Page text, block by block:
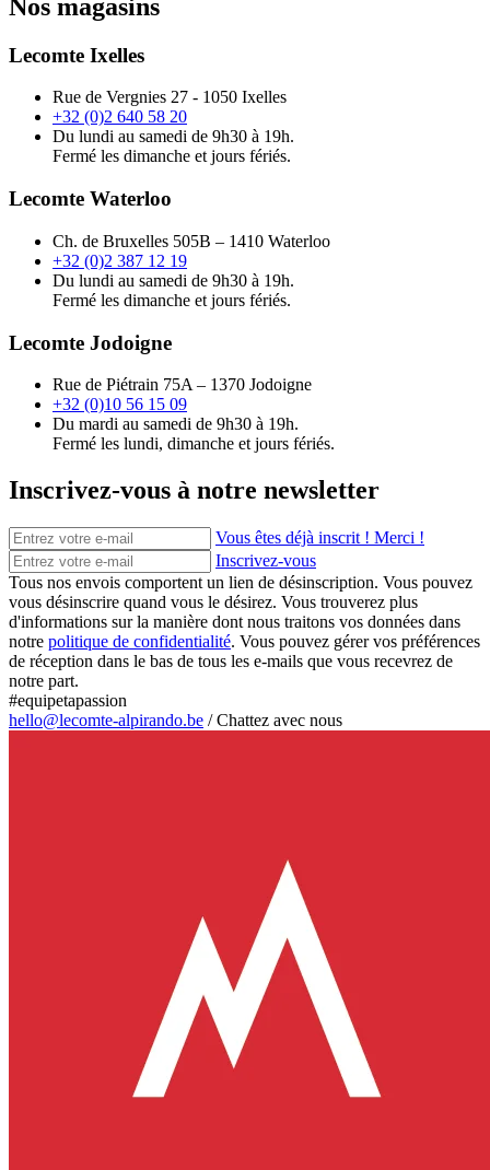
Nos magasins
Lecomte Ixelles
Rue de Vergnies 27 - 1050 Ixelles
+32 (0)2 640 58 20
Du lundi au samedi de 9h30 à 19h.
Fermé les dimanche et jours fériés.
Lecomte Waterloo
Ch. de Bruxelles 505B – 1410 Waterloo
+32 (0)2 387 12 19
Du lundi au samedi de 9h30 à 19h.
Fermé les dimanche et jours fériés.
Lecomte Jodoigne
Rue de Piétrain 75A – 1370 Jodoigne
+32 (0)10 56 15 09
Du mardi au samedi de 9h30 à 19h.
Fermé les lundi, dimanche et jours fériés.
Inscrivez-vous à notre newsletter
Vous êtes déjà inscrit ! Merci !
Inscrivez-vous
Tous nos envois comportent un lien de désinscription. Vous pouvez
vous désinscrire quand vous le désirez. Vous trouverez plus
d'informations sur la manière dont nous traitons vos données dans
notre politique de confidentialité. Vous pouvez gérer vos préférences
de réception dans le bas de tous les e-mails que vous recevrez de
notre part.
#equipetapassion
hello@lecomte-alpirando.be /Chattez avec nous